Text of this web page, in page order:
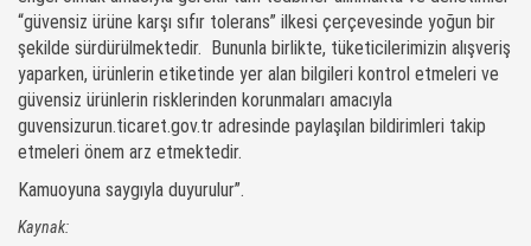
“güvensiz ürüne karşı sıfır tolerans” ilkesi çerçevesinde yoğun bir
şekilde sürdürülmektedir. Bununla birlikte, tüketicilerimizin alışveriş
yaparken, ürünlerin etiketinde yer alan bilgileri kontrol etmeleri ve
güvensiz ürünlerin risklerinden korunmaları amacıyla
guvensizurun.ticaret.gov.tr adresinde paylaşılan bildirimleri takip
etmeleri önem arz etmektedir.
Kamuoyuna saygıyla duyurulur”.
Kaynak: